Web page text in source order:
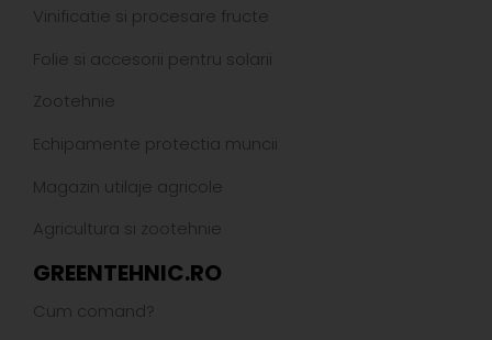
Vinificatie si procesare fructe
Folie si accesorii pentru solarii
Zootehnie
Echipamente protectia muncii
Magazin utilaje agricole
Agricultura si zootehnie
GREENTEHNIC.RO
Cum comand?